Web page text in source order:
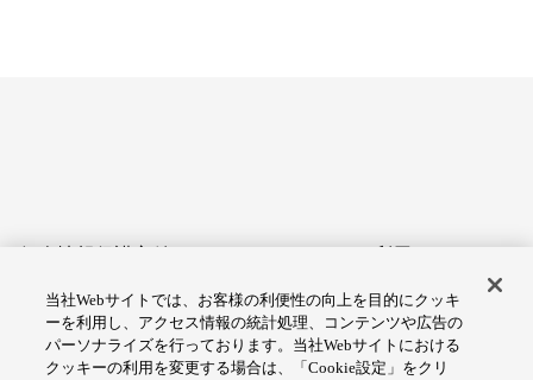
アクセシビリティへの対応
Cookie設定
当社Webサイトでは、お客様の利便性の向上を目的にクッキ
ーを利用し、アクセス情報の統計処理、コンテンツや広告の
パーソナライズを行っております。当社Webサイトにおける
クッキーの利用を変更する場合は、「Cookie設定」をクリ